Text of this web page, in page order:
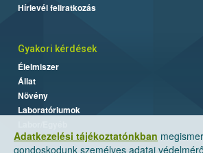
Adatkezelési tájékoztatónkban
gondoskodunk személyes adatai
Hírlevél feliratkozás
Gyakori kérdések
Élelmiszer
Állat
Növény
Laboratóriumok